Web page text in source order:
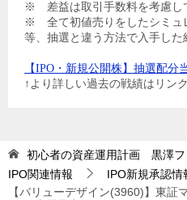
※ 差益は取引手数料を考慮し
※ 全て初値売りをしたシミュ
等、抽選と違う方法で入手した
【IPO・新規公開株】抽選配分
↑より詳しい過去の戦績はリン
初心者の資産運用計画 黒澤フ
IPO関連情報
IPO新規承認情
【バリューデザイン(3960)】東証